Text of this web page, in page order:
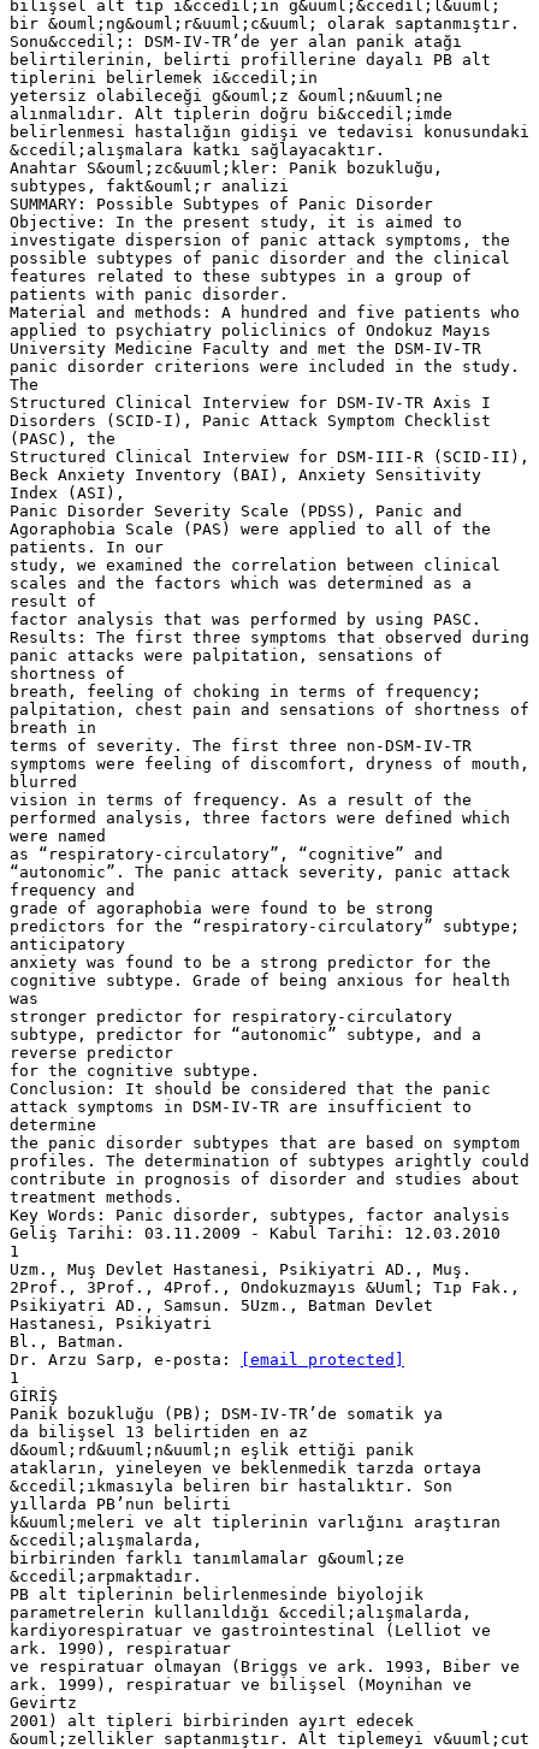
bilişsel alt tip i&ccedil;in g&uuml;&ccedil;l&uuml;
bir &ouml;ng&ouml;r&uuml;c&uuml; olarak saptanmıştır.
Sonu&ccedil;: DSM-IV-TR’de yer alan panik atağı
belirtilerinin, belirti profillerine dayalı PB alt
tiplerini belirlemek i&ccedil;in
yetersiz olabileceği g&ouml;z &ouml;n&uuml;ne
alınmalıdır. Alt tiplerin doğru bi&ccedil;imde
belirlenmesi hastalığın gidişi ve tedavisi konusundaki
&ccedil;alışmalara katkı sağlayacaktır.
Anahtar S&ouml;zc&uuml;kler: Panik bozukluğu,
subtypes, fakt&ouml;r analizi
SUMMARY: Possible Subtypes of Panic Disorder
Objective: In the present study, it is aimed to
investigate dispersion of panic attack symptoms, the
possible subtypes of panic disorder and the clinical
features related to these subtypes in a group of
patients with panic disorder.
Material and methods: A hundred and five patients who
applied to psychiatry policlinics of Ondokuz Mayıs
University Medicine Faculty and met the DSM-IV-TR
panic disorder criterions were included in the study.
The
Structured Clinical Interview for DSM-IV-TR Axis I
Disorders (SCID-I), Panic Attack Symptom Checklist
(PASC), the
Structured Clinical Interview for DSM-III-R (SCID-II),
Beck Anxiety Inventory (BAI), Anxiety Sensitivity
Index (ASI),
Panic Disorder Severity Scale (PDSS), Panic and
Agoraphobia Scale (PAS) were applied to all of the
patients. In our
study, we examined the correlation between clinical
scales and the factors which was determined as a
result of
factor analysis that was performed by using PASC.
Results: The first three symptoms that observed during
panic attacks were palpitation, sensations of
shortness of
breath, feeling of choking in terms of frequency;
palpitation, chest pain and sensations of shortness of
breath in
terms of severity. The first three non-DSM-IV-TR
symptoms were feeling of discomfort, dryness of mouth,
blurred
vision in terms of frequency. As a result of the
performed analysis, three factors were defined which
were named
as “respiratory-circulatory”, “cognitive” and
“autonomic”. The panic attack severity, panic attack
frequency and
grade of agoraphobia were found to be strong
predictors for the “respiratory-circulatory” subtype;
anticipatory
anxiety was found to be a strong predictor for the
cognitive subtype. Grade of being anxious for health
was
stronger predictor for respiratory-circulatory
subtype, predictor for “autonomic” subtype, and a
reverse predictor
for the cognitive subtype.
Conclusion: It should be considered that the panic
attack symptoms in DSM-IV-TR are insufficient to
determine
the panic disorder subtypes that are based on symptom
profiles. The determination of subtypes arightly could
contribute in prognosis of disorder and studies about
treatment methods.
Key Words: Panic disorder, subtypes, factor analysis
Geliş Tarihi: 03.11.2009 - Kabul Tarihi: 12.03.2010
1
Uzm., Muş Devlet Hastanesi, Psikiyatri AD., Muş.
2Prof., 3Prof., 4Prof., Ondokuzmayıs &Uuml; Tıp Fak.,
Psikiyatri AD., Samsun. 5Uzm., Batman Devlet
Hastanesi, Psikiyatri
Bl., Batman.
Dr. Arzu Sarp, e-posta:
[email protected]